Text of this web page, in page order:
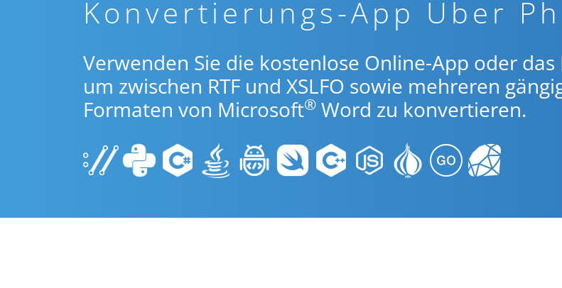
Konvertierungs-App Über
Verwenden Sie die kostenlose Online-App oder das
um zwischen RTF und XSLFO sowie mehreren
Formaten von Microsoft® Word zu konvertieren.